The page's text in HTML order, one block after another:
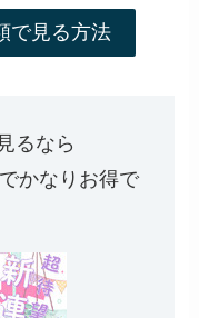
で見る方法
るなら
かなりお得で